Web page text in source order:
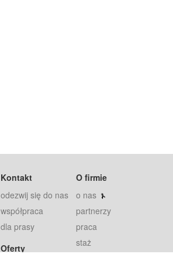
Kontakt
odezwij się do nas
współpraca
dla prasy
Oferty
O firmie
o nas
partnerzy
praca
staż